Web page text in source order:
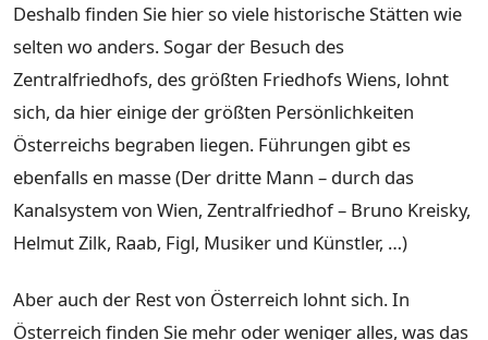
Deshalb finden Sie hier so viele historische Stätten wie
selten wo anders. Sogar der Besuch des
Zentralfriedhofs, des größten Friedhofs Wiens, lohnt
sich, da hier einige der größten Persönlichkeiten
Österreichs begraben liegen. Führungen gibt es
ebenfalls en masse (Der dritte Mann – durch das
Kanalsystem von Wien, Zentralfriedhof – Bruno Kreisky,
Helmut Zilk, Raab, Figl, Musiker und Künstler, …)
Aber auch der Rest von Österreich lohnt sich. In
Österreich finden Sie mehr oder weniger alles, was das